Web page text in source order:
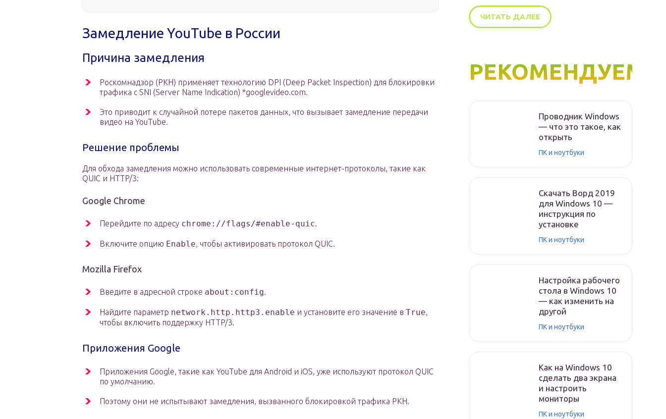
Замедление YouTube в России
Причина замедления
Роскомнадзор (РКН) применяет технологию DPI (Deep Packet Inspection) для блокировки
трафика с SNI (Server Name Indication) *googlevideo.com.
Это приводит к случайной потере пакетов данных, что вызывает замедление передачи
видео на YouTube.
Решение проблемы
Для обхода замедления можно использовать современные интернет-протоколы, такие как
QUIC и HTTP/3:
Google Chrome
Перейдите по адресу chrome://flags/#enable-quic.
Включите опцию Enable, чтобы активировать протокол QUIC.
Mozilla Firefox
Введите в адресной строке about:config.
Найдите параметр network.http.http3.enable и установите его значение в True,
чтобы включить поддержку HTTP/3.
Приложения Google
Приложения Google, такие как YouTube для Android и iOS, уже используют протокол QUIC
по умолчанию.
Поэтому они не испытывают замедления, вызванного блокировкой трафика РКН.
ЧИТАТЬ ДАЛЕЕ
РЕКОМЕНДУЕМ
Проводник Windows
— что это такое, как
открыть
ПК и ноутбуки
Скачать Ворд 2019
для Windows 10 —
инструкция по
установке
ПК и ноутбуки
Настройка рабочего
стола в Windows 10
— как изменить на
другой
ПК и ноутбуки
Как на Windows 10
сделать два экрана
и настроить
мониторы
ПК и ноутбуки